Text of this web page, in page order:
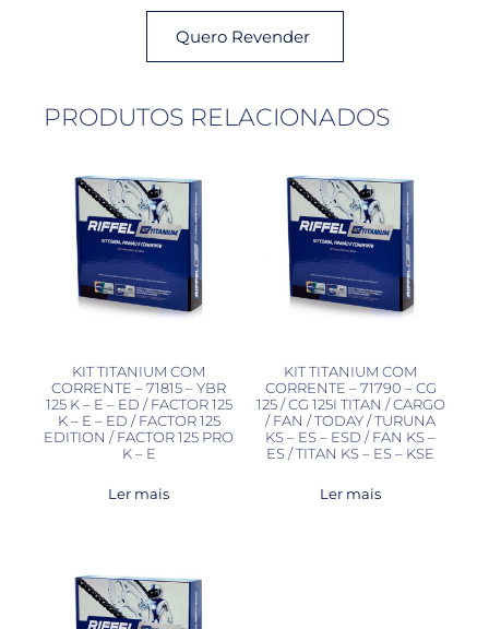
Quero Revender
PRODUTOS RELACIONADOS
KIT TITANIUM COM
CORRENTE – 71815 – YBR
125 K – E – ED / FACTOR 125
K – E – ED / FACTOR 125
EDITION / FACTOR 125 PRO
K – E
Ler mais
KIT TITANIUM COM
CORRENTE – 71790 – CG
125 / CG 125I TITAN / CARGO
/ FAN / TODAY / TURUNA
KS – ES – ESD / FAN KS –
ES / TITAN KS – ES – KSE
Ler mais